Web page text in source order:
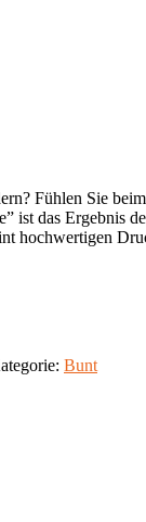
Fühlen Sie
ist das Ergebnis
hochwertigen
Bunt